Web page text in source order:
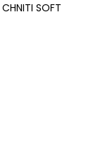
CHNITI SOFT